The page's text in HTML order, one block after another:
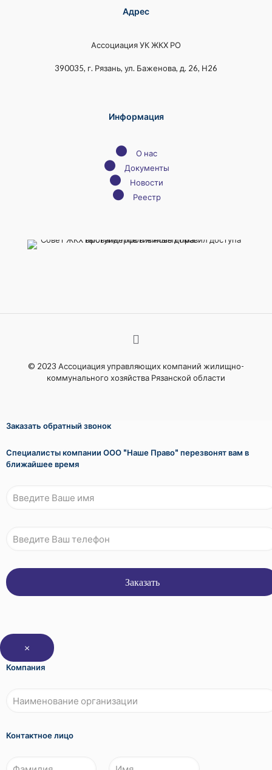
Адрес
Ассоциация УК ЖКХ РО
390035, г. Рязань, ул. Баженова, д. 26, Н26
Информация
● О нас
● Документы
● Новости
● Реестр
© 2023 Ассоциация управляющих компаний жилищно-
коммунального хозяйства Рязанской области
Заказать обратный звонок
Специалисты компании ООО "Наше Право" перезвонят вам в
ближайшее время
×
Компания
Контактное лицо